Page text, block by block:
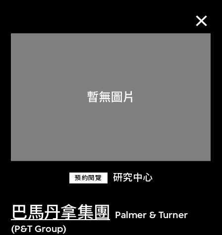
預約閱覽 研究中心
巴馬丹拿集團
Palmer & Turner
(P&T Group)
關於M+藏品
探索世界頂級的二十及二十一世紀視覺
文化藏品。